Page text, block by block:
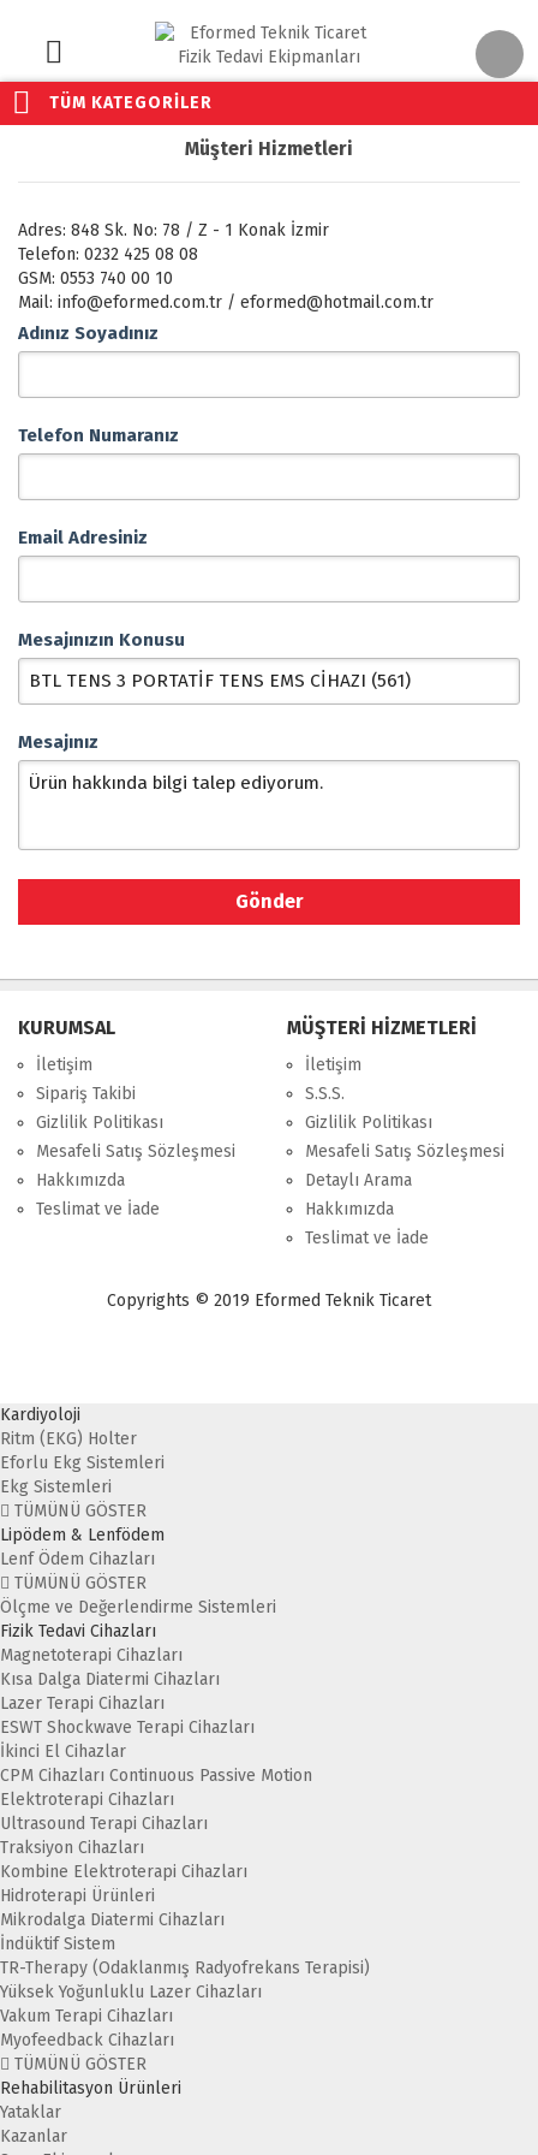
TÜM KATEGORİLER
Müşteri Hizmetleri
Adres: 848 Sk. No: 78 / Z - 1 Konak İzmir
Telefon: 0232 425 08 08
GSM: 0553 740 00 10
Mail: info@eformed.com.tr / eformed@hotmail.com.tr
Adınız Soyadınız
Telefon Numaranız
Email Adresiniz
Mesajınızın Konusu
Mesajınız
KURUMSAL
İletişim
Sipariş Takibi
Gizlilik Politikası
Mesafeli Satış Sözleşmesi
Hakkımızda
Teslimat ve İade
MÜŞTERİ HİZMETLERİ
İletişim
S.S.S.
Gizlilik Politikası
Mesafeli Satış Sözleşmesi
Detaylı Arama
Hakkımızda
Teslimat ve İade
Copyrights © 2019 Eformed Teknik Ticaret
Kardiyoloji
Ritm (EKG) Holter
Eforlu Ekg Sistemleri
Ekg Sistemleri
TÜMÜNÜ GÖSTER
Lipödem & Lenfödem
Lenf Ödem Cihazları
TÜMÜNÜ GÖSTER
Ölçme ve Değerlendirme Sistemleri
Fizik Tedavi Cihazları
Magnetoterapi Cihazları
Kısa Dalga Diatermi Cihazları
Lazer Terapi Cihazları
ESWT Shockwave Terapi Cihazları
İkinci El Cihazlar
CPM Cihazları Continuous Passive Motion
Elektroterapi Cihazları
Ultrasound Terapi Cihazları
Traksiyon Cihazları
Kombine Elektroterapi Cihazları
Hidroterapi Ürünleri
Mikrodalga Diatermi Cihazları
İndüktif Sistem
TR-Therapy (Odaklanmış Radyofrekans Terapisi)
Yüksek Yoğunluklu Lazer Cihazları
Vakum Terapi Cihazları
Myofeedback Cihazları
TÜMÜNÜ GÖSTER
Rehabilitasyon Ürünleri
Yataklar
Kazanlar